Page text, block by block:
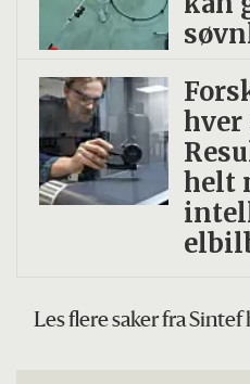
hver
helt
Les flere saker fra Sintef